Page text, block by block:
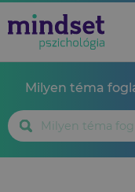
Milyen téma